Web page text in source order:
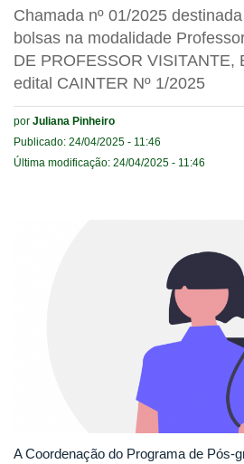
Chamada nº 01/2025
bolsas na modalidade
DE PROFESSOR VISITANTE,
edital CAINTER Nº 1/2025
por Juliana Pinheiro
Publicado: 24/04/2025 - 11:46
Última modificação: 24/04/2025 - 11:46
A Coordenação do Programa de Pós-